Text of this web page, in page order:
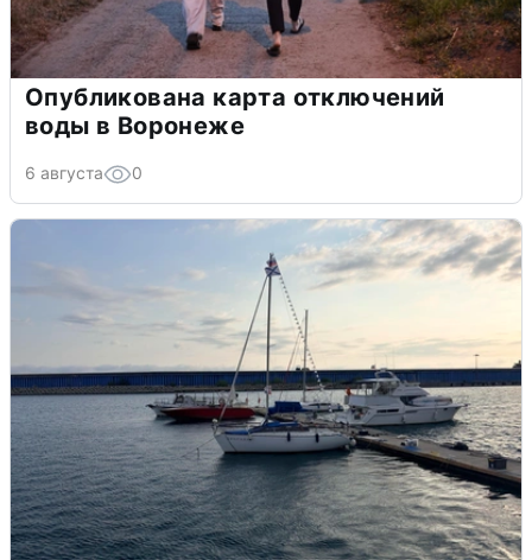
Опубликована карта отключений
воды в Воронеже
6 августа 0